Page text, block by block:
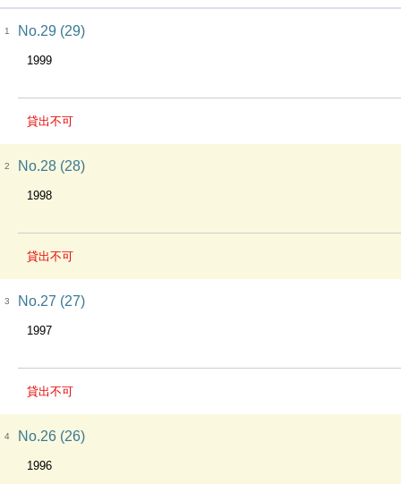
1 No.29 (29)
1999
貸出不可
2 No.28 (28)
1998
貸出不可
3 No.27 (27)
1997
貸出不可
4 No.26 (26)
1996